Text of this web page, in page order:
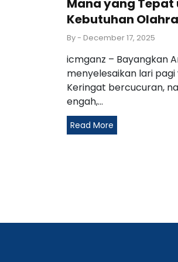
Mana yang Tepat
Kebutuhan
By- December 17, 2025
icmganz – Bayangkan
menyelesaikan lari
Keringat bercucuran,
engah,...
Read More